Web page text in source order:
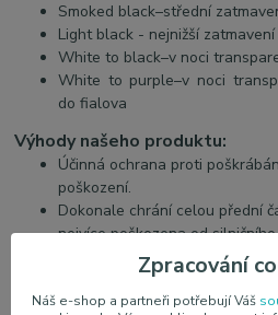
Smoked black–střední
Light black - nejnižší zatmavení
White to black–v noci
White to purple–v noci
do fialova
Výhody našeho produktu:
Účinná ochrana proti
poškození.
Dokonale chrání celou přední
nejvíce poškozena od
Vysoce pevný Polykaprolakton
trvanlivost a odolnost proti
Samoregenerační fólie
Zpracování
Náš e-shop a partneři potřebují Váš